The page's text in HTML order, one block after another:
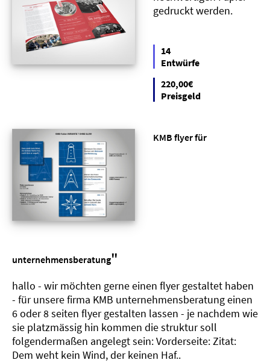
gedruckt werden.
14
Entwürfe
220,00€
Preisgeld
KMB flyer für
unternehmensberatung"
hallo - wir möchten gerne einen flyer gestaltet haben
- für unsere firma KMB unternehmensberatung einen
6 oder 8 seiten flyer gestalten lassen - je nachdem wie
sie platzmässig hin kommen die struktur soll
folgendermaßen angelegt sein: Vorderseite: Zitat:
Dem weht kein Wind, der keinen Haf..